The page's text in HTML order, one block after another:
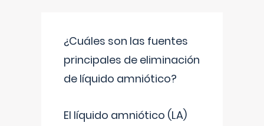
¿Cuáles son las fuentes
principales de eliminación
de líquido amniótico?
El líquido amniótico (LA)